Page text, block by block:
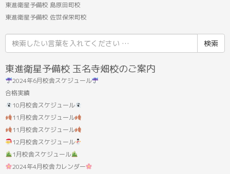
東進衛星予備校 島原田町校
東進衛星予備校 佐世保栄町校
索
結
果:
東進衛星予備校 玉名寺畑校のご案内
2024年6月校舎スケジュール
合格実績
10月校舎スケジュール
11月校舎スケジュール
11月校舎スケジュール
12月校舎スケジュール
1月校舎スケジュール
2024年4月校舎カレンダー